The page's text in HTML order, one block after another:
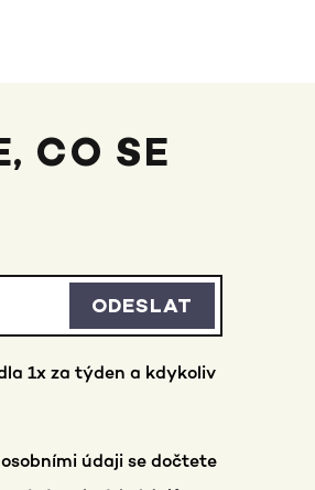
CO SE
ODESLAT
1x za týden a kdykoliv
údaji se dočtete